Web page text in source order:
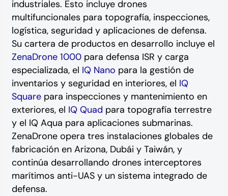
industriales. Esto incluye drones
multifuncionales para topografía, inspecciones,
logística, seguridad y aplicaciones de defensa.
Su cartera de productos en desarrollo incluye el
ZenaDrone 1000para defensa ISR y carga
especializada, el IQ Nano para la gestión de
inventarios y seguridad en interiores, el IQ
Squarepara inspecciones y mantenimiento en
exteriores, el IQ Quad para topografía terrestre
y el IQ Aqua para aplicaciones submarinas.
ZenaDrone opera tres instalaciones globales de
fabricación en Arizona, Dubái y Taiwán, y
continúa desarrollando drones interceptores
marítimos anti-UAS y un sistema integrado de
defensa.